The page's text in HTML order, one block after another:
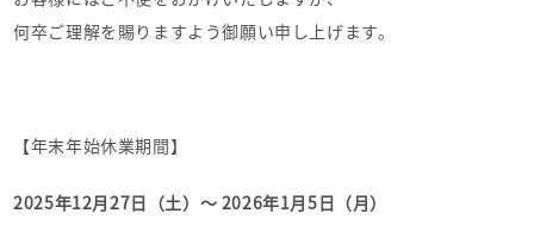
何卒ご理解を賜りますよう御願い申し上げます。
【年末年始休業期間】
2025年12月27日（土）～ 2026年1月5日（月）